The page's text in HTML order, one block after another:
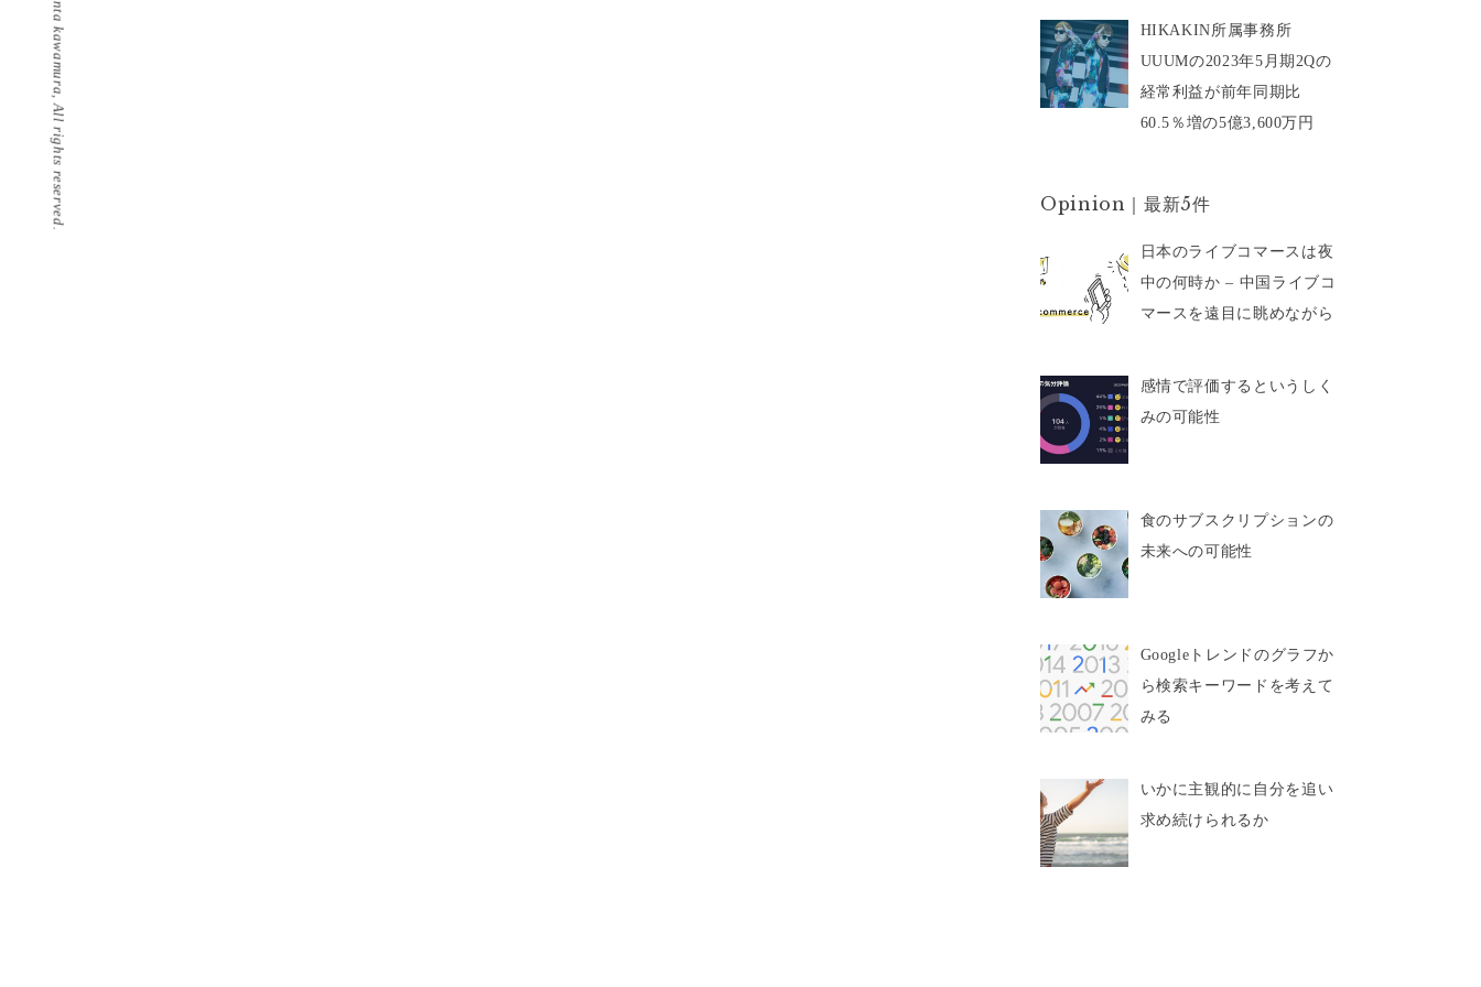
HIKAKIN所属事務所
UUUMの2023年5月期2Qの
経常利益が前年同期比
60.5％増の5億3,600万円
Opinion｜最新5件
日本のライブコマースは夜
中の何時か – 中国ライブコ
マースを遠目に眺めながら
感情で評価するというしく
みの可能性
食のサブスクリプションの
未来への可能性
Googleトレンドのグラフか
ら検索キーワードを考えて
みる
いかに主観的に自分を追い
求め続けられるか
©️ kenta kawamura, All rights reserved.